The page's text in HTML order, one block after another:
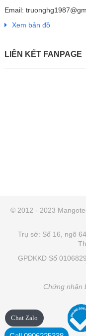
Email:
Xem bản đồ
LIÊN KẾT FANPAGE
© 2012 - 2023
Trụ sở: Số 16, ngõ
GPDKKD Số
Chứng nhận
Chat Zalo